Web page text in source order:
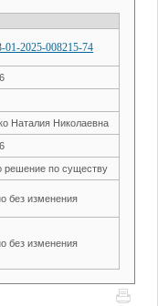
01-2025-008215-74
Наталия Николаевна
решение по существу
без изменения
без изменения